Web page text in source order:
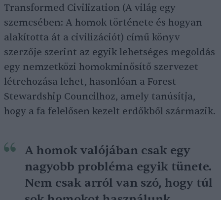
Transformed Civilization (A világ egy
szemcsében: A homok története és hogyan
alakította át a civilizációt) című könyv
szerzője szerint az egyik lehetséges megoldás
egy nemzetközi homokminősítő szervezet
létrehozása lehet, hasonlóan a Forest
Stewardship Councilhoz, amely tanúsítja,
hogy a fa felelősen kezelt erdőkből származik.
A homok valójában csak egy
nagyobb probléma egyik tünete.
Nem csak arról van szó, hogy túl